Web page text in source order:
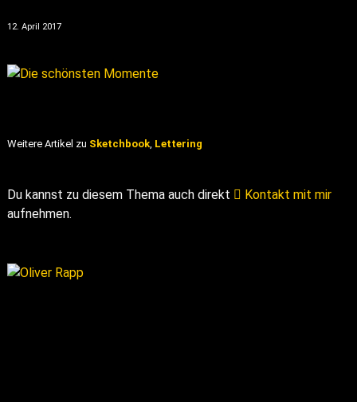
12. April 2017
Weitere Artikel zu Sketchbook, Lettering
Du kannst zu diesem Thema auch direkt
Kontakt mit mir
aufnehmen.